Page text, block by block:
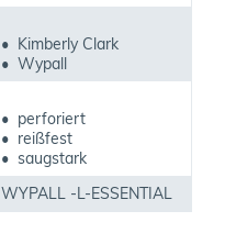
• Kimberly Clark
• Wypall
• perforiert
• reißfest
• saugstark
WYPALL -L-ESSENTIAL